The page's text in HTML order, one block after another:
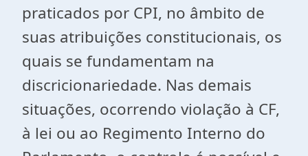
praticados por CPI, no âmbito de
suas atribuições constitucionais, os
quais se fundamentam na
discricionariedade. Nas demais
situações, ocorrendo violação à CF,
à lei ou ao Regimento Interno do